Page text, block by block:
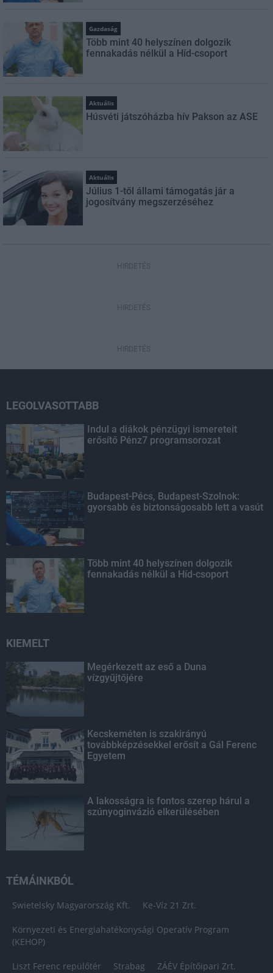
Gazdaság
Több mint 40 helyszínen dolgozik
fennakadás nélkül a Híd-csoport
Aktuális
Húsvéti játszóházba hív Pakson az ASE
Aktuális
Július 1-től állami támogatás jár a
jogosítvány megszerzéséhez
HIRDETÉS
HIRDETÉS
HIRDETÉS
LEGOLVASOTTABB
Indul a diákok pénzügyi ismereteit
erősítő Pénz7 programsorozat
Budapest-Pécs, Budapest-Szolnok:
gyorsabb és biztonságosabb lett a vasút
Több mint 40 helyszínen dolgozik
fennakadás nélkül a Híd-csoport
KIEMELT
Megérkezett az eső a Duna
vízgyűjtőjére
Kecskeméten is szakirányú
továbbképzésekkel erősít a Gál Ferenc
Egyetem
A lakosságra is fontos szerep hárul a
szúnyoginvázió elkerülésében
TÉMÁINKBÓL
Swietelsky Magyarország Kft. Ke-Víz 21 Zrt.
Környezeti és Energiahatékonysági Operatív Program
(KEHOP)
Liszt Ferenc repülőtér Strabag ZÁÉV Építőipari Zrt.